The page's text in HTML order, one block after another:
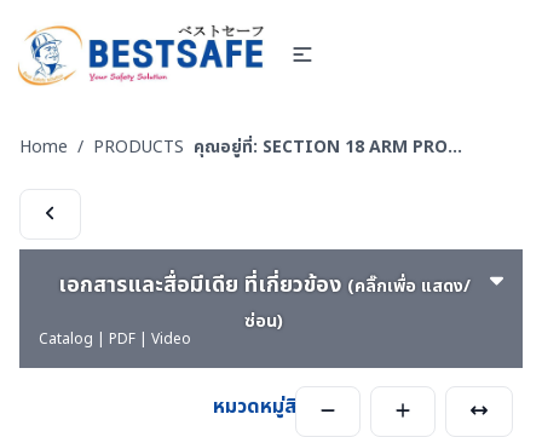
Home / PRODUCTS คุณอยู่ที่: SECTION 18 ARM PROTECTION - ปลอกแขนนิรภัย
เอกสารและสื่อมีเดีย ที่เกี่ยวข้อง (คลิ๊กเพื่อ แสดง/
ซ่อน)
Catalog | PDF | Video
หมวดหมู่สินค้า